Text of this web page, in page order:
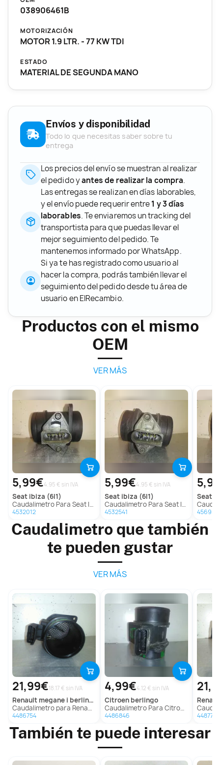
038906461B
MOTORIZACIÓN
MOTOR 1.9 LTR. - 77 KW TDI
ESTADO
MATERIAL DE SEGUNDA MANO
Envíos y disponibilidad
Todo lo que necesitas saber sobre tu
entrega
Los precios del envío se muestran al realizar
el pedido yantes de realizar la compra.
Las entregas se realizan en días laborables,
y el envío puede requerir entre1 y 3 días
laborables. Te enviaremos un tracking del
transportista para que puedas llevar el
mejor seguimiento del pedido. Te
mantenemos informado por WhatsApp.
Si ya te has registrado como usuario al
hacer la compra, podrás también llevar el
seguimiento del pedido desde tu área de
usuario en ElRecambio.
Productos con el mismo
OEM
VER MÁS
5,99€4.95 € sin IVA
seat ibiza (6l1)
Caudalimetro Para Seat Ibiza
4532012
5,99€4.95 € sin IVA
seat ibiza (6l1)
Caudalimetro Para Seat Ibiza
4532541
seat
Caudalimetro que también
te pueden gustar
VER MÁS
21,99€18.17 € sin IVA
renault megane i berlina hatchback (ba0)
Caudalimetro para Renault Megane I Berlina Hatchback (Ba0)
4486754
4,99€4.12 € sin IVA
citroen berlingo
Caudalimetro Para Citroen Berlingo
4486846
Caudalimetro
4487776
También te puede interesar